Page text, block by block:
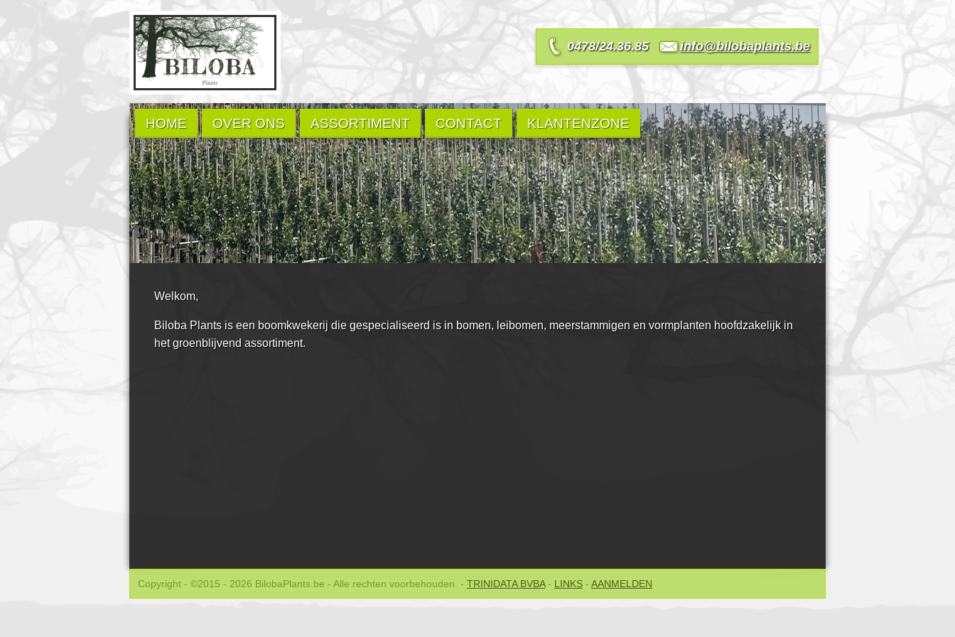
HOME OVER ONS ASSORTIMENT CONTACT KLANTENZONE
0478/24.36.85 info@bilobaplants.be
Welkom,
Biloba Plants is een boomkwekerij die gespecialiseerd is in bomen, leibomen, meerstammigen en vormplanten hoofdzakelijk in
het groenblijvend assortiment.
Copyright - ©2015 - 2026 BilobaPlants.be - Alle rechten voorbehouden. - TRINIDATA BVBA- LINKS - AANMELDEN